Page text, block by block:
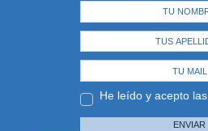
He leído y acepto las
ENVIAR